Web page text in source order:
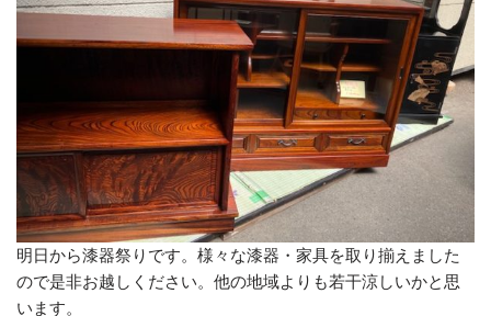
明日から漆器祭りです。様々な漆器・家具を取り揃えました
ので是非お越しください。他の地域よりも若干涼しいかと思
います。